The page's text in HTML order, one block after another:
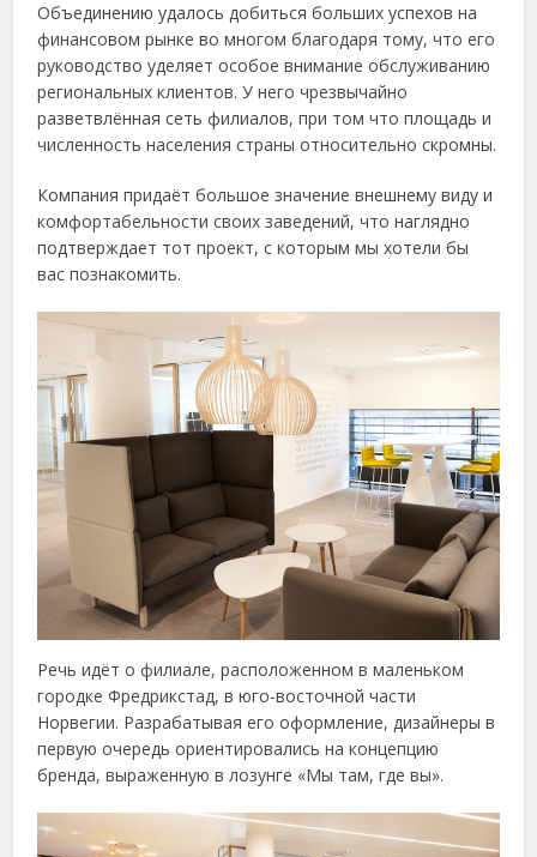
Объединению удалось добиться больших успехов на
финансовом рынке во многом благодаря тому, что его
руководство уделяет особое внимание обслуживанию
региональных клиентов. У него чрезвычайно
разветвлённая сеть филиалов, при том что площадь и
численность населения страны относительно скромны.
Компания придаёт большое значение внешнему виду и
комфортабельности своих заведений, что наглядно
подтверждает тот проект, с которым мы хотели бы
вас познакомить.
Речь идёт о филиале, расположенном в маленьком
городке Фредрикстад, в юго-восточной части
Норвегии. Разрабатывая его оформление, дизайнеры в
первую очередь ориентировались на концепцию
бренда, выраженную в лозунге «Мы там, где вы».